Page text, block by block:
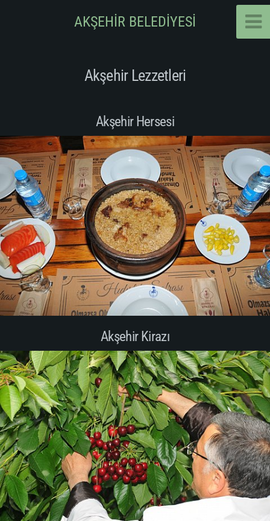
AKŞEHİR BELEDİYESİ
Akşehir Lezzetleri
Akşehir Hersesi
Akşehir Kirazı